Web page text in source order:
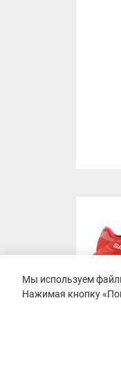
Мы используем
Нажимая кнопку